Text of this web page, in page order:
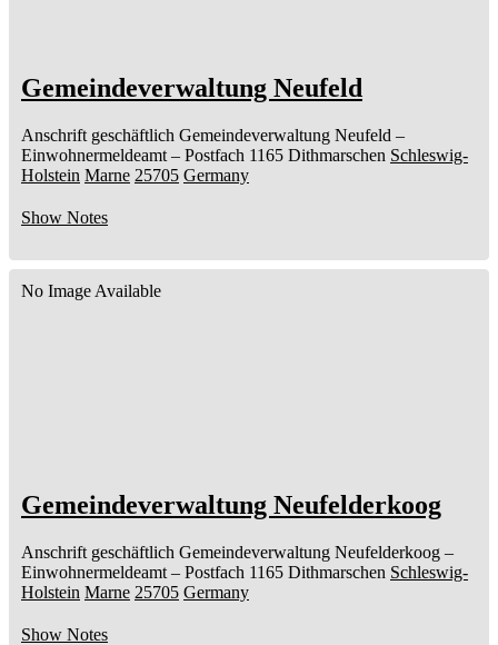
Gemeindeverwaltung Neufeld
Anschrift geschäftlich Gemeindeverwaltung Neufeld –
Einwohnermeldeamt – Postfach 1165 Dithmarschen Schleswig-
Holstein Marne 25705 Germany
Show Notes
No Image Available
Gemeindeverwaltung Neufelderkoog
Anschrift geschäftlich Gemeindeverwaltung Neufelderkoog –
Einwohnermeldeamt – Postfach 1165 Dithmarschen Schleswig-
Holstein Marne 25705 Germany
Show Notes